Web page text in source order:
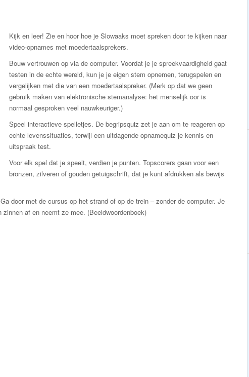
Kijk en leer! Zie en hoor hoe je Slowaaks moet spreken door te kijken naar
video-opnames met moedertaalsprekers.
Bouw vertrouwen op via de computer. Voordat je je spreekvaardigheid gaat
testen in de echte wereld, kun je je eigen stem opnemen, terugspelen en
vergelijken met die van een moedertaalspreker. (Merk op dat we geen
gebruik maken van elektronische stemanalyse: het menselijk oor is
normaal gesproken veel nauwkeuriger.)
Speel interactieve spelletjes. De begripsquiz zet je aan om te reageren op
echte levenssituaties, terwijl een uitdagende opnamequiz je kennis en
uitspraak test.
Voor elk spel dat je speelt, verdien je punten. Topscorers gaan voor een
bronzen, zilveren of gouden getuigschrift, dat je kunt afdrukken als bewijs
door met de cursus op het strand of op de trein – zonder de computer. Je
zinnen af en neemt ze mee. (Beeldwoordenboek)